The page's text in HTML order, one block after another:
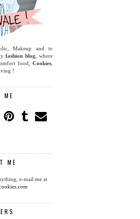
Makeup and tv
fashion blog , where
food, Cookies
!
ME
ME
e-mail me at